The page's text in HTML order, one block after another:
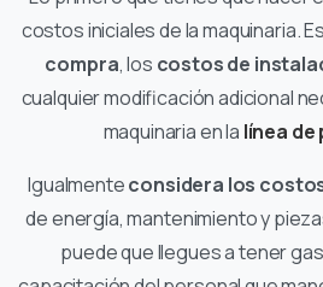
costos iniciales de la maquinaria.
compra, los costos de
cualquier modificación adicional
maquinaria en la línea
Igualmenteconsidera los
de energía, mantenimiento y
puede que llegues a tener